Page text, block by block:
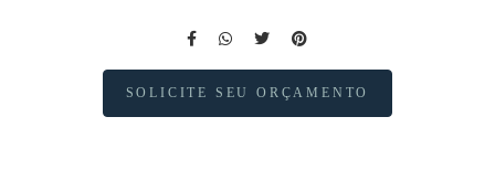
SOLICITE SEU ORÇAMENTO